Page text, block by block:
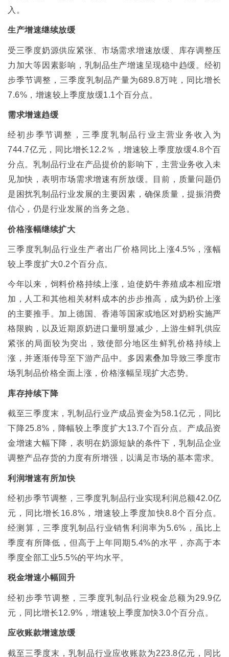
入。
生产增速继续放缓
受三季度奶源供应紧张、市场需求增速放缓、库存调整压
力加大等因素影响，乳制品生产增速呈现稳中趋缓。经初
步季节调整，三季度乳制品产量为689.8万吨，同比增长
7.6% ，增速较上季度放缓1.1个百分点。
需求增速趋缓
经初步季节调整，三季度乳制品行业主营业务收入为
744.7亿元，同比增长12.2 ％，增速较上季度放缓4.8个百
分点。乳制品行业在产品提价的影响下，主营业务收入未
见加快，表明市场需求增速有所放缓。目前，质量问题仍
是困扰乳制品行业发展的主要因素，确保质量，提振消费
信心，仍是行业发展的当务之急。
价格涨幅继续扩大
三季度乳制品行业生产者出厂价格同比上涨4.5% ，涨幅
较上季度扩大0.2个百分点。
今年以来，饲料价格持续上涨，迫使奶牛养殖成本相应增
加，人工和其他相关材料成本的步步推高，成为奶价上涨
的主要推手。加上德国、香港等国家或地区对奶粉实施严
格限购，以及近期原奶进口量明显减少，上游生鲜乳供应
紧张的局面较为突出，致使部分地区生鲜乳价格持续上
涨，并逐渐传导至下游产品中。多因素叠加导致三季度市
场乳制品价格全面上涨，价格涨幅呈现扩大态势。
库存持续下降
截至三季度末，乳制品行业产成品资金为58.1亿元，同比
下降25.8% ，降幅较上季度扩大13.7个百分点。产成品资
金增速大幅下降，表明在奶源短缺的条件下，乳制品企业
调整产品存货的力度有所增强，以满足市场的基本需求。
利润增速有所加快
经初步季节调整，三季度乳制品行业实现利润总额42.0亿
元，同比增长 16.8% ，增速较上季度加快8.8个百分点。
经测算，三季度乳制品行业销售利润率为5.6% ，虽比上
季度有所降低，但高于上年同期 5.4%的水平，亦高于本
季度全部工业5.5%的平均水平。
税金增速小幅回升
经初步季节调整，三季度乳制品行业税金总额为29.9亿
元，同比增长12.9% ，增速较上季度加快3.0个百分点。
应收账款增速放缓
截至三季度末，乳制品行业应收账款为223.8亿元，同比